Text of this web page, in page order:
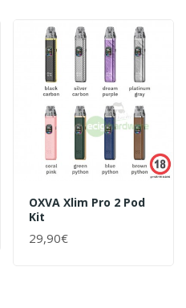
OXVA Xlim Pro 2 Pod
Kit
29,90€